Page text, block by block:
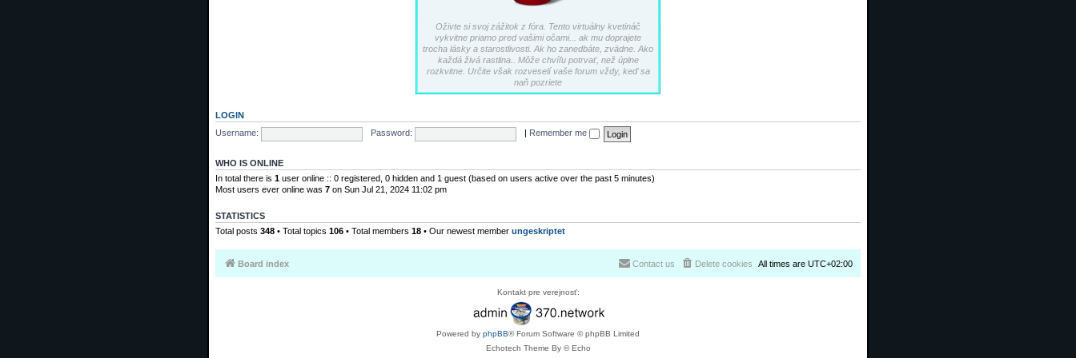
Oživte si svoj zážitok z fóra. Tento virtuálny kvetináč
vykvitne priamo pred vašimi očami... ak mu doprajete
trocha lásky a starostlivosti. Ak ho zanedbáte, zvädne. Ako
každá živá rastlina.. Môže chvíľu potrvať, než úplne
rozkvitne. Určite však rozveselí vaše forum vždy, keď sa
naň pozriete
LOGIN
Username:
Password: Remember me
WHO IS ONLINE
In total there is 1 user online :: 0 registered, 0 hidden and 1 guest (based on users active over the past 5 minutes)
Most users ever online was 7 on Sun Jul 21, 2024 11:02 pm
STATISTICS
Total posts 348 • Total topics 106 • Total members 18 • Our newest member ungeskriptet
Board index All times are UTC+02:00
Delete cookies
Contact us
Kontakt pre verejnosť:
Powered by phpBB® Forum Software © phpBB Limited
Echotech Theme By © Echo